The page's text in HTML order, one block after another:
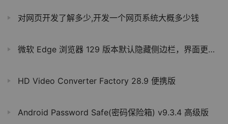
对网页开发了解多少,开发一个网页系统大概多少钱
微软 Edge 浏览器 129 版本默认隐藏侧边栏，界面更清爽
HD Video Converter Factory 28.9 便携版
Android Password Safe(密码保险箱) v9.3.4 高级版